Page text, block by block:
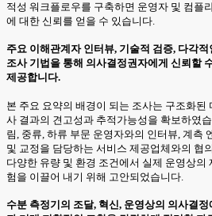
적성 워크플로우를 구축하면 운영자 및 컴플
에 대한 신뢰를 얻을 수 있습니다.
주요 이해관계자 인터뷰, 기술적 검증, 다각
조사 기법을 통해 의사결정권자에게 신뢰할
제공합니다.
본 주요 요약의 배경이 되는 조사는 구조화된
사 결과의 견고성과 추적가능성을 확보하였
림, 중류, 하류 부문 운영자와의 인터뷰, 계측
및 교정을 담당하는 서비스 제공업체와의 협
다양한 유량 및 환경 조건에서 실제 운영상의
험을 이끌어 내기 위해 고안되었습니다.
수분 측정기의 조달, 혁신, 운영상의 의사결